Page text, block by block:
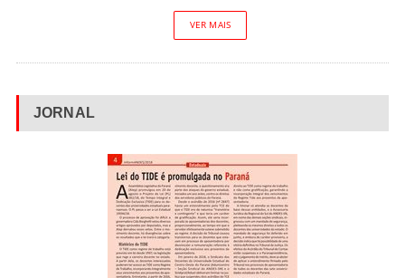
VER MAIS
JORNAL